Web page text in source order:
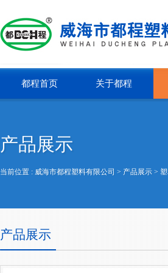
都程首页 关于都程
产品展示
当前位置 : 威海市都程塑料有限公司 > 产品展示 >
产品展示